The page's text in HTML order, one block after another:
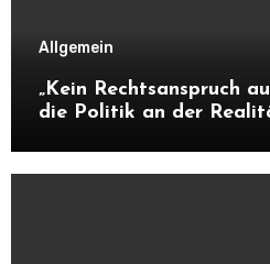
Allgemein
„Kein Rechtsanspruch
die Politik an der